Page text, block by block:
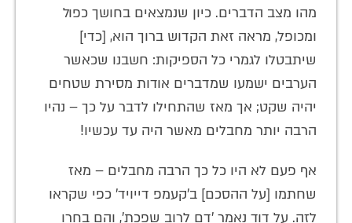
מהו מצב הדברים. כיון שנמצאים בחושך כפול
ומכופל, מראה זאת הקדוש ברוך הוא, [כדי]
שיתבטלו לגמרי כל הספיקות: חשבנו שכאשר
הערבים ישמעו שמדברים אודות מסירת שטחים
יהיה שקט; אך מאז שהתחילו לדבר על כך – נהיו
הרבה יותר מחבלים מאשר היה עד עכשיו!
אף פעם לא היו כל כך הרבה מחבלים – מאז
שחתמו [על ההסכם] ב'קעמפ דייויד' כפי שקראו
לזה. על דוד נאמר 'דם לרוב שפכת', והם בחרו